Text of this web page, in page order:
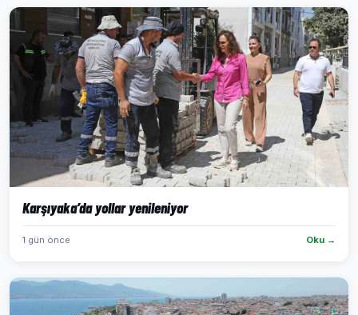
Karşıyaka’da yollar yenileniyor
1 gün önce Oku →